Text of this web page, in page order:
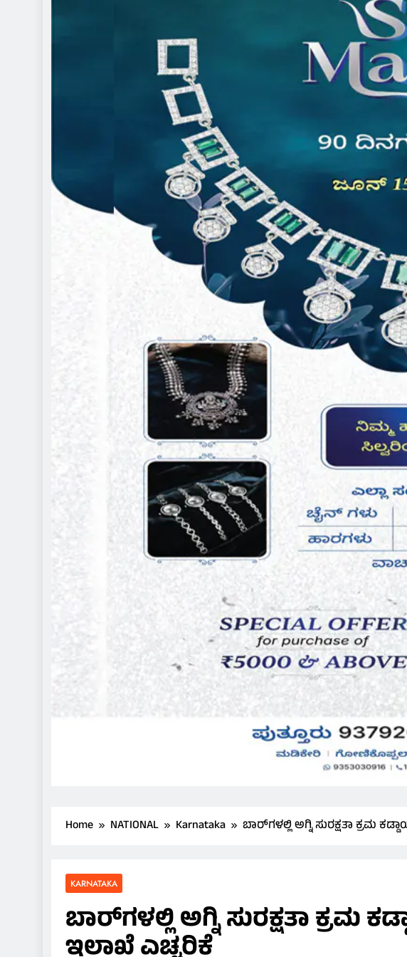
Home NATIONAL Karnataka ಬಾರ್‌ಗಳಲ್ಲಿ ಅಗ್ನಿ ಸುರಕ್ಷತಾ ಕ್ರಮ
KARNATAKA
ಬಾರ್‌ಗಳಲ್ಲಿ ಅಗ್ನಿ ಸುರಕ್ಷತಾ